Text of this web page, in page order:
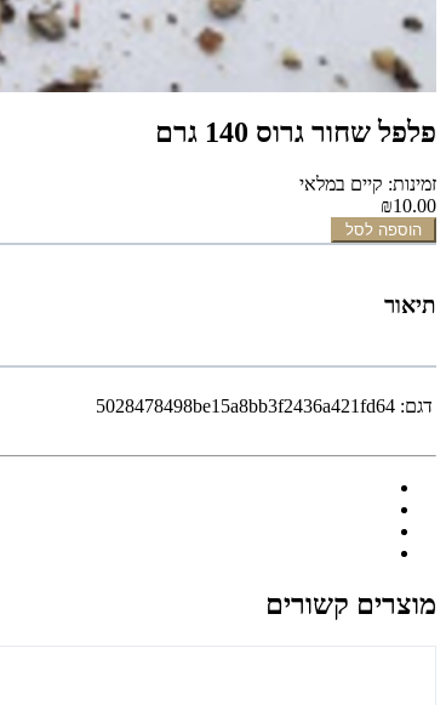
פלפל שחור גרוס 140 גרם
זמינות: קיים במלאי
₪10.00
הוספה לסל
תיאור
דגם: 5028478498be15a8bb3f2436a421fd64
מוצרים קשורים